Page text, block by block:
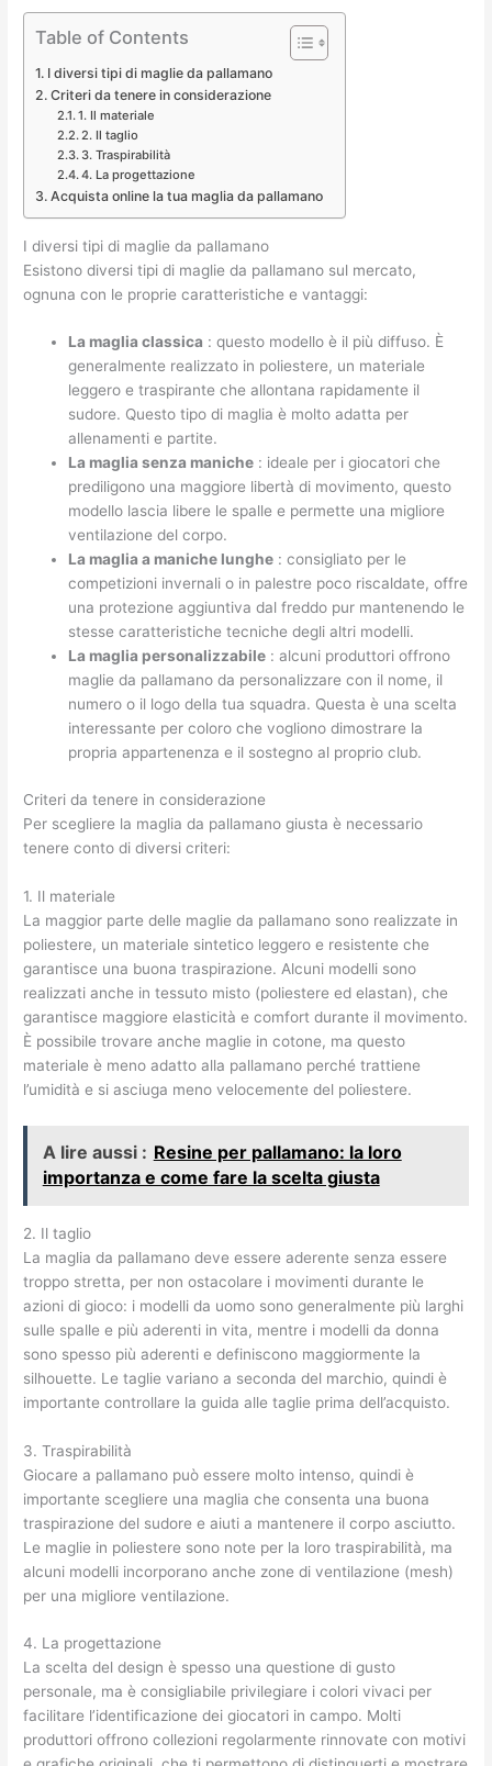
Table of Contents
I diversi tipi di maglie da pallamano
Criteri da tenere in considerazione
1. Il materiale
2. Il taglio
3. Traspirabilità
4. La progettazione
Acquista online la tua maglia da pallamano
I diversi tipi di maglie da pallamano
Esistono diversi tipi di maglie da pallamano sul mercato,
ognuna con le proprie caratteristiche e vantaggi:
La maglia classica : questo modello è il più diffuso. È
generalmente realizzato in poliestere, un materiale
leggero e traspirante che allontana rapidamente il
sudore. Questo tipo di maglia è molto adatta per
allenamenti e partite.
La maglia senza maniche : ideale per i giocatori che
prediligono una maggiore libertà di movimento, questo
modello lascia libere le spalle e permette una migliore
ventilazione del corpo.
La maglia a maniche lunghe : consigliato per le
competizioni invernali o in palestre poco riscaldate, offre
una protezione aggiuntiva dal freddo pur mantenendo le
stesse caratteristiche tecniche degli altri modelli.
La maglia personalizzabile : alcuni produttori offrono
maglie da pallamano da personalizzare con il nome, il
numero o il logo della tua squadra. Questa è una scelta
interessante per coloro che vogliono dimostrare la
propria appartenenza e il sostegno al proprio club.
Criteri da tenere in considerazione
Per scegliere la maglia da pallamano giusta è necessario
tenere conto di diversi criteri:
1. Il materiale
La maggior parte delle maglie da pallamano sono realizzate in
poliestere, un materiale sintetico leggero e resistente che
garantisce una buona traspirazione. Alcuni modelli sono
realizzati anche in tessuto misto (poliestere ed elastan), che
garantisce maggiore elasticità e comfort durante il movimento.
È possibile trovare anche maglie in cotone, ma questo
materiale è meno adatto alla pallamano perché trattiene
l’umidità e si asciuga meno velocemente del poliestere.
A lire aussi : Resine per pallamano: la loro
importanza e come fare la scelta giusta
2. Il taglio
La maglia da pallamano deve essere aderente senza essere
troppo stretta, per non ostacolare i movimenti durante le
azioni di gioco: i modelli da uomo sono generalmente più larghi
sulle spalle e più aderenti in vita, mentre i modelli da donna
sono spesso più aderenti e definiscono maggiormente la
silhouette. Le taglie variano a seconda del marchio, quindi è
importante controllare la guida alle taglie prima dell’acquisto.
3. Traspirabilità
Giocare a pallamano può essere molto intenso, quindi è
importante scegliere una maglia che consenta una buona
traspirazione del sudore e aiuti a mantenere il corpo asciutto.
Le maglie in poliestere sono note per la loro traspirabilità, ma
alcuni modelli incorporano anche zone di ventilazione (mesh)
per una migliore ventilazione.
4. La progettazione
La scelta del design è spesso una questione di gusto
personale, ma è consigliabile privilegiare i colori vivaci per
facilitare l’identificazione dei giocatori in campo. Molti
produttori offrono collezioni regolarmente rinnovate con motivi